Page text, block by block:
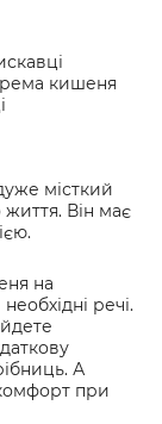
кишеня
місткий
Він має
на
речі.
А
при